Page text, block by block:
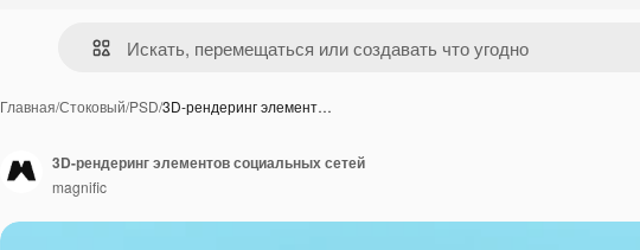
Главная/Стоковый/PSD/3D-рендеринг элемент…
3D-рендеринг элементов социальных сетей
magnific